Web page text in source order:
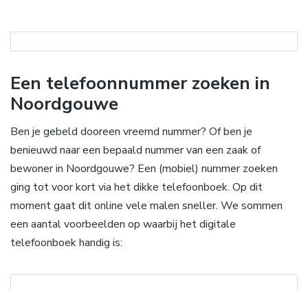
Een telefoonnummer zoeken in
Noordgouwe
Ben je gebeld dooreen vreemd nummer? Of ben je
benieuwd naar een bepaald nummer van een zaak of
bewoner in Noordgouwe? Een (mobiel) nummer zoeken
ging tot voor kort via het dikke telefoonboek. Op dit
moment gaat dit online vele malen sneller. We sommen
een aantal voorbeelden op waarbij het digitale
telefoonboek handig is: